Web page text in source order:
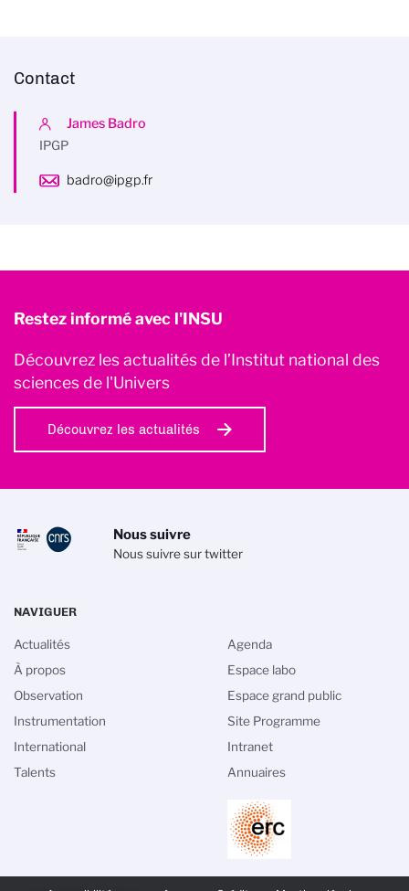
Contact
James Badro
IPGP
badro@ipgp.fr
Restez informé avec l'INSU
Découvrez les actualités de l’Institut national des
sciences de l'Univers
Découvrez les actualités
Nous suivre
Nous suivre sur twitter
NAVIGUER
Actualités
À propos
Observation
Instrumentation
International
Talents
Agenda
Espace labo
Espace grand public
Site Programme
Intranet
Annuaires